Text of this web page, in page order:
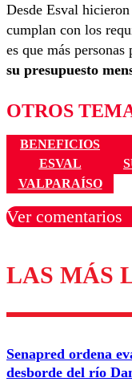
Desde Esval
cumplan con los
es que más
su presupuesto
OTROS
BENEFICIOS
ESVAL
VALPARAÍSO
Ver comentarios
Los
Correo
LAS MÁS
Senapred ordena
desborde del río